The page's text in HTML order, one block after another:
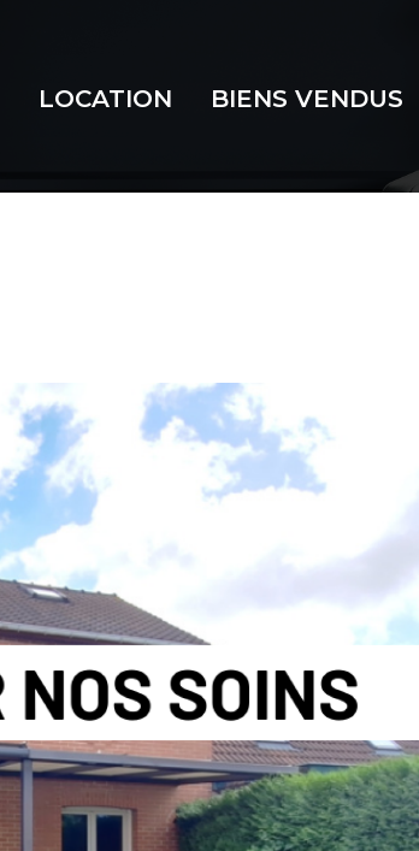
LOCATION BIENS VENDUS